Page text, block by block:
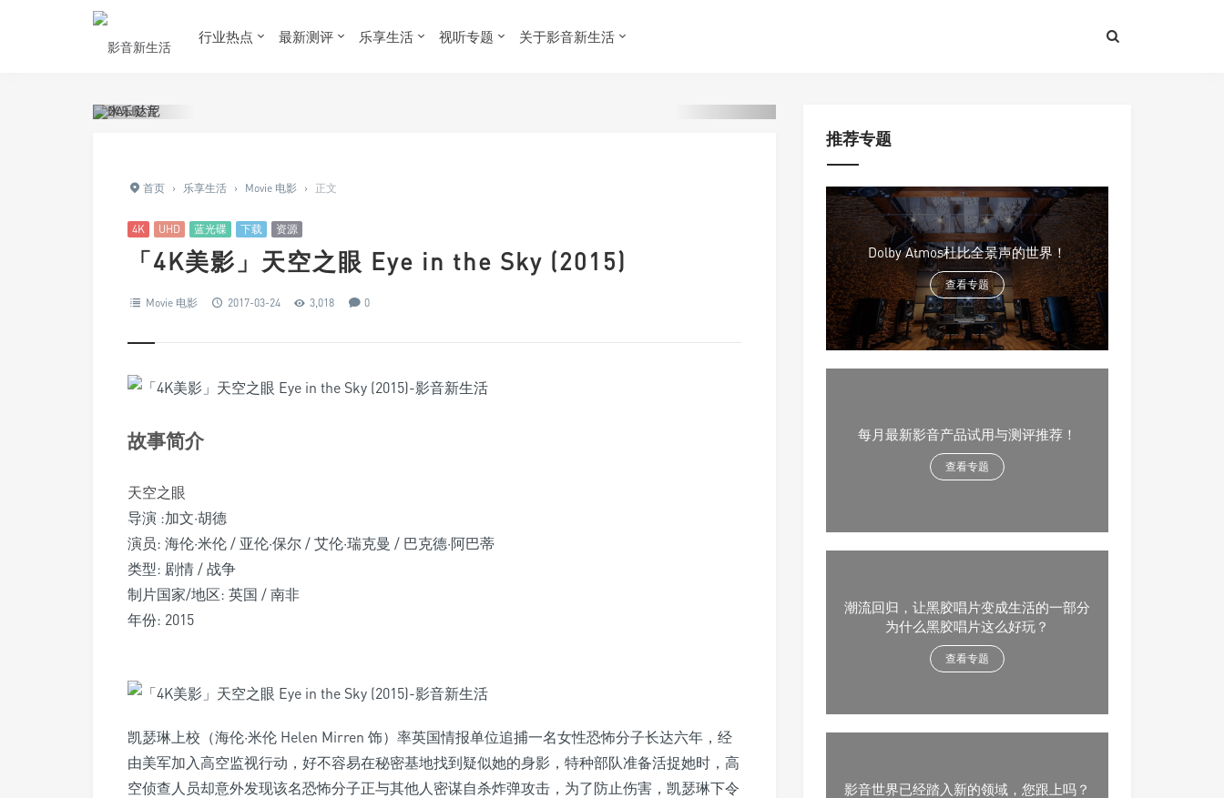
行业热点 最新测评 乐享生活 视听专题 关于影音新生活
首页 › 乐享生活 › Movie 电影 › 正文
4K UHD 蓝光碟 下载 资源
「4K美影」天空之眼 Eye in the Sky (2015)
Movie 电影 2017-03-24 3,018 0
故事简介
天空之眼
导演 :加文·胡德
演员: 海伦·米伦 / 亚伦·保尔 / 艾伦·瑞克曼 / 巴克德·阿巴蒂
类型: 剧情 / 战争
制片国家/地区: 英国 / 南非
年份: 2015
凯瑟琳上校（海伦·米伦 Helen Mirren 饰）率英国情报单位追捕一名女性恐怖分子长达六年，经
由美军加入高空监视行动，好不容易在秘密基地找到疑似她的身影，特种部队准备活捉她时，高
空侦查人员却意外发现该名恐怖分子正与其他人密谋自杀炸弹攻击，为了防止伤害，凯瑟琳下令
推荐专题
Dolby Atmos杜比全景声的世界！
查看专题
每月最新影音产品试用与测评推荐！
查看专题
潮流回归，让黑胶唱片变成生活的一部分
为什么黑胶唱片这么好玩？
查看专题
影音世界已经踏入新的领域，您跟上吗？